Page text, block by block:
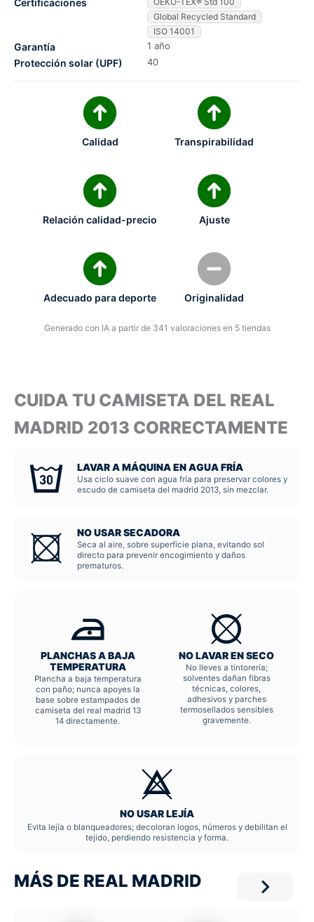
Global Recycled Standard
ISO 14001
Garantía 1 año
Protección solar (UPF) 40
Calidad Transpirabilidad
Relación calidad-precio Ajuste
Adecuado para deporte Originalidad
Generado con IA a partir de 341 valoraciones en 5 tiendas
CUIDA TU CAMISETA DEL REAL
MADRID 2013 CORRECTAMENTE
LAVAR A MÁQUINA EN AGUA FRÍA
Usa ciclo suave con agua fría para preservar colores y
escudo de camiseta del madrid 2013, sin mezclar.
NO USAR SECADORA
Seca al aire, sobre superficie plana, evitando sol
directo para prevenir encogimiento y daños
prematuros.
PLANCHAS A BAJA
TEMPERATURA
Plancha a baja temperatura
con paño; nunca apoyes la
base sobre estampados de
camiseta del real madrid 13
14 directamente.
NO LAVAR EN SECO
No lleves a tintorería;
solventes dañan fibras
técnicas, colores,
adhesivos y parches
termosellados sensibles
gravemente.
NO USAR LEJÍA
Evita lejía o blanqueadores; decoloran logos, números y debilitan el
tejido, perdiendo resistencia y forma.
MÁS DE REAL MADRID